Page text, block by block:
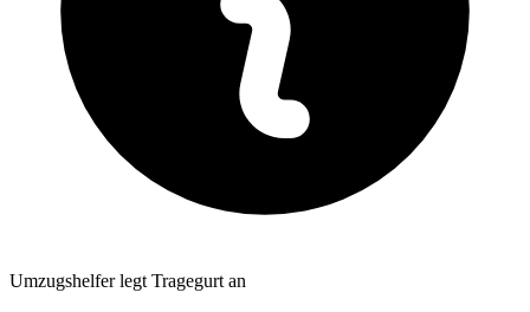
Umzugshelfer legt Tragegurt an